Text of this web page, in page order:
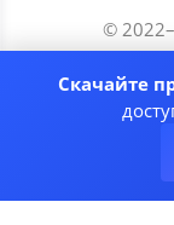
© 2022–
Разработчики
Соглашение
Скачайте